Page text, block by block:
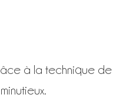
à la technique